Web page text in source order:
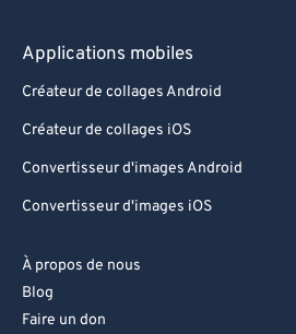
Applications mobiles
Créateur de collages Android
Créateur de collages iOS
Convertisseur d'images Android
Convertisseur d'images iOS
À propos de nous
Blog
Faire un don